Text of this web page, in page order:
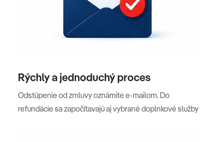
Rýchly a jednoduchý proces
Odstúpenie od zmluvy oznámite e-mailom. Do
refundácie sa započítavajú aj vybrané doplnkové služby